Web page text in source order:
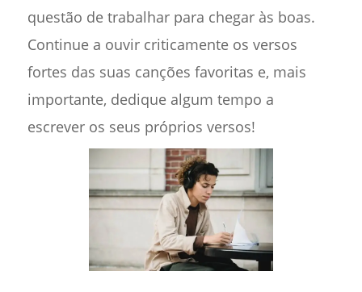
questão de trabalhar para chegar às boas.
Continue a ouvir criticamente os versos
fortes das suas canções favoritas e, mais
importante, dedique algum tempo a
escrever os seus próprios versos!